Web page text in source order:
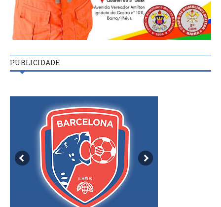
PUBLICIDADE